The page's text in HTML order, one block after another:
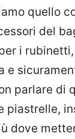
quello
del
i
e
parlare di
piastrelle,
dove